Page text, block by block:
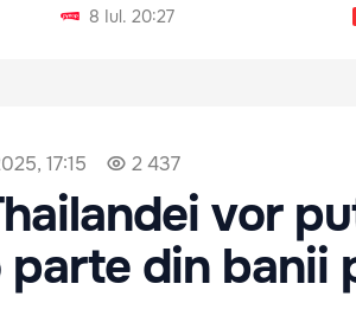
8 Iul. 20:27
17:15 2 437
vor
parte din banii